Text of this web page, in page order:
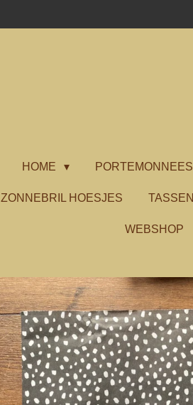
HOME PORTEMONNEES
ZONNEBRIL HOESJES TASSEN
WEBSHOP